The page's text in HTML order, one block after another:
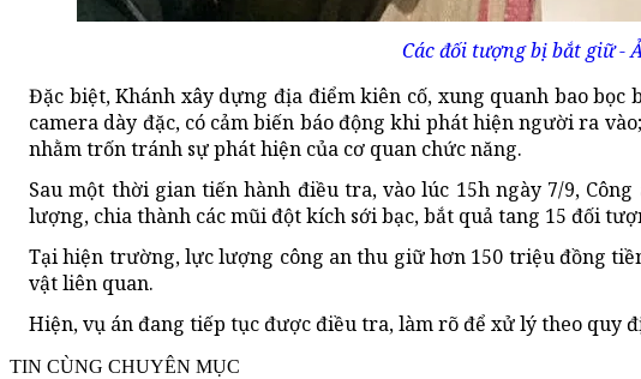
Các đối tượng bị bắt giữ -
Đặc biệt, Khánh xây dựng địa điểm kiên cố, xung quanh bao
camera dày đặc, có cảm biến báo động khi phát hiện người ra
nhằm trốn tránh sự phát hiện của cơ quan chức năng.
Sau một thời gian tiến hành điều tra, vào lúc 15h ngày 7/9,
lượng, chia thành các mũi đột kích sới bạc, bắt quả tang 15 đối
Tại hiện trường, lực lượng công an thu giữ hơn 150 triệu đồng
vật liên quan.
Hiện, vụ án đang tiếp tục được điều tra, làm rõ để xử lý theo quy
TIN CÙNG CHUYÊN MỤC